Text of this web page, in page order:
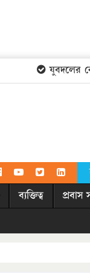
যুবদলের
ব্যক্তিত্ব প্রবাস